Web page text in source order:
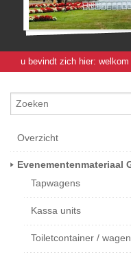
u bevindt zich hier:
12.000 [ltr]
Overzicht
Evenementenmateriaal
Tapwagens
Kassa units
Toiletcontainer / wagen